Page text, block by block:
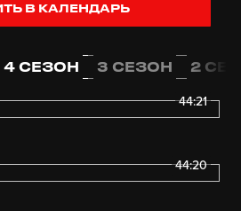
В КАЛЕНДАРЬ
4 СЕЗОН 3 СЕЗОН 2
44:21
44:20